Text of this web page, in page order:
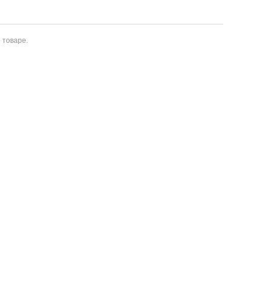
товаре.